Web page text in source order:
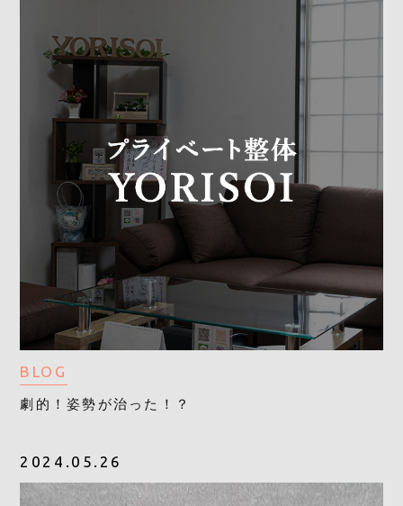
BLOG
劇的！姿勢が治った！？
2024.05.26